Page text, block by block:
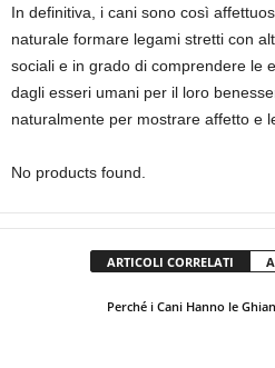
In definitiva, i cani sono così
naturale formare legami stretti con
sociali e in grado di comprendere le
dagli esseri umani per il loro
naturalmente per mostrare affetto e
No products found.
ARTICOLI CORRELATI
Perché i Cani Hanno le